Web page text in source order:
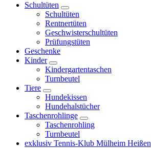
Schultüten
Schultüten
Rentnertüten
Geschwisterschultüten
Prüfungstüten
Geschenke
Kinder
Kindergartentaschen
Turnbeutel
Tiere
Hundekissen
Hundehalstücher
Taschenrohlinge
Taschenrohling
Turnbeutel
exklusiv Tennis-Klub Mülheim Heißen